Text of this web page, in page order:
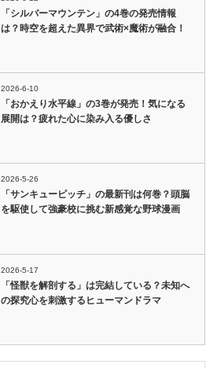
「シルバーマウンテン」の4巻の発売情報
は？時空を超えた異界で武術×魔術が融合！
2026-6-10
「おかえり水平線」の3巻が発売！気になる
展開は？疲れた心に染み入る優しさ
2026-5-26
「サンキューピッチ」の最新刊は何巻？頭脳
を駆使して強豪校に挑む新感覚な野球漫画
2026-5-17
「怪獣を解剖する」は完結している？未知へ
の探究心を刺激するヒューマンドラマ